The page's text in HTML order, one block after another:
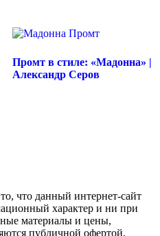
Промт в стиле: «Мадонна» |
Александр Серов
что данный интернет-сайт
характер и ни при
материалы и цены,
публичной офертой,